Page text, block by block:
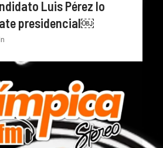
Luis Pérez lo
presidencial￼